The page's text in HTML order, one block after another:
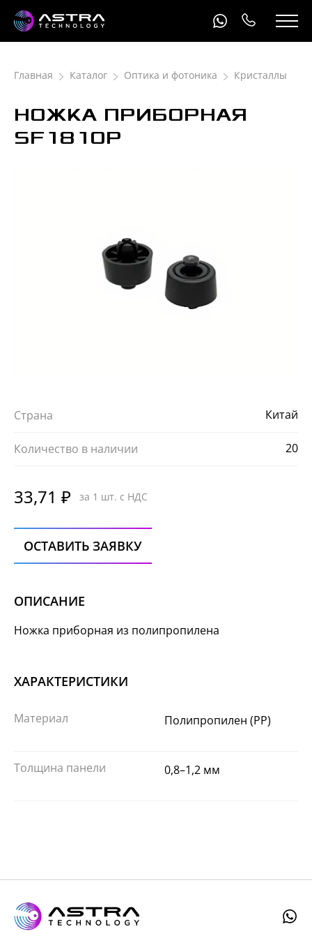
Главная Каталог Оптика и фотоника Кристаллы
НОЖКА ПРИБОРНАЯ
SF1810P
Страна Китай
Количество в наличии 20
33,71 ₽ за 1 шт. с НДС
ОСТАВИТЬ ЗАЯВКУ
ОПИСАНИЕ
Ножка приборная из полипропилена
ХАРАКТЕРИСТИКИ
Материал Полипропилен (PP)
Толщина панели 0,8–1,2 мм